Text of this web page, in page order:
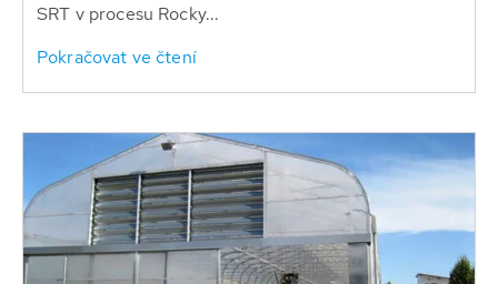
SRT v procesu Rocky...
Pokračovat ve čtení